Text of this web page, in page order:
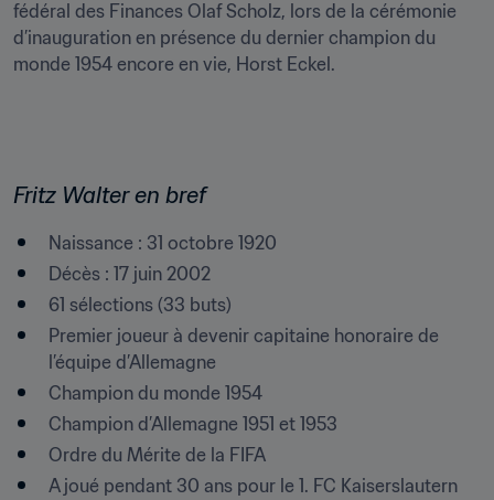
fédéral des Finances Olaf Scholz, lors de la cérémonie
d’inauguration en présence du dernier champion du
monde 1954 encore en vie, Horst Eckel.
Fritz Walter en bref
Naissance : 31 octobre 1920
Décès : 17 juin 2002
61 sélections (33 buts)
Premier joueur à devenir capitaine honoraire de
l’équipe d’Allemagne
Champion du monde 1954
Champion d’Allemagne 1951 et 1953
Ordre du Mérite de la FIFA
A joué pendant 30 ans pour le 1. FC Kaiserslautern